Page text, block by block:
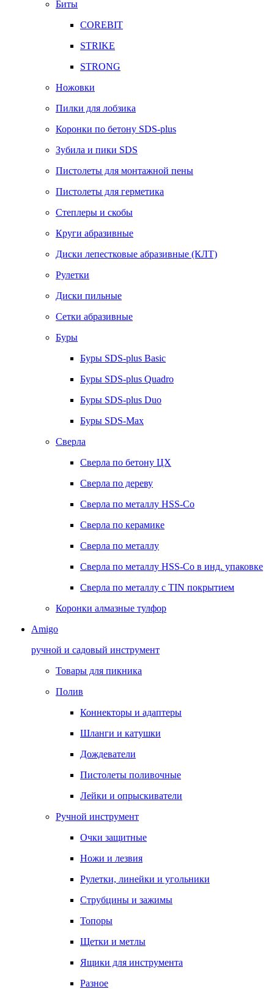
Биты
COREBIT
STRIKE
STRONG
Ножовки
Пилки для лобзика
Коронки по бетону SDS-plus
Зубила и пики SDS
Пистолеты для монтажной пены
Пистолеты для герметика
Степлеры и скобы
Круги абразивные
Диски лепестковые абразивные (КЛТ)
Рулетки
Диски пильные
Сетки абразивные
Буры
Буры SDS-plus Basic
Буры SDS-plus Quadro
Буры SDS-plus Duo
Буры SDS-Max
Сверла
Сверла по бетону ЦХ
Сверла по дереву
Сверла по металлу HSS-Co
Сверла по керамике
Сверла по металлу
Сверла по металлу HSS-Co в инд. упаковке
Сверла по металлу с TIN покрытием
Коронки алмазные тулфор
Amigo
ручной и садовый инструмент
Товары для пикника
Полив
Коннекторы и адаптеры
Шланги и катушки
Дождеватели
Пистолеты поливочные
Лейки и опрыскиватели
Ручной инструмент
Очки защитные
Ножи и лезвия
Рулетки, линейки и угольники
Струбцины и зажимы
Топоры
Щетки и метлы
Ящики для инструмента
Разное